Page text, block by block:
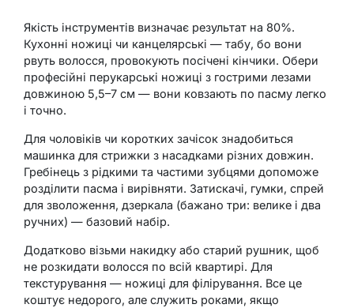
Якість інструментів визначає результат на 80%.
Кухонні ножиці чи канцелярські — табу, бо вони
рвуть волосся, провокують посічені кінчики. Обери
професійні перукарські ножиці з гострими лезами
довжиною 5,5–7 см — вони ковзають по пасму легко
і точно.
Для чоловіків чи коротких зачісок знадобиться
машинка для стрижки з насадками різних довжин.
Гребінець з рідкими та частими зубцями допоможе
розділити пасма і вирівняти. Затискачі, гумки, спрей
для зволоження, дзеркала (бажано три: велике і два
ручних) — базовий набір.
Додатково візьми накидку або старий рушник, щоб
не розкидати волосся по всій квартирі. Для
текстурування — ножиці для філірування. Все це
коштує недорого, але служить роками, якщо